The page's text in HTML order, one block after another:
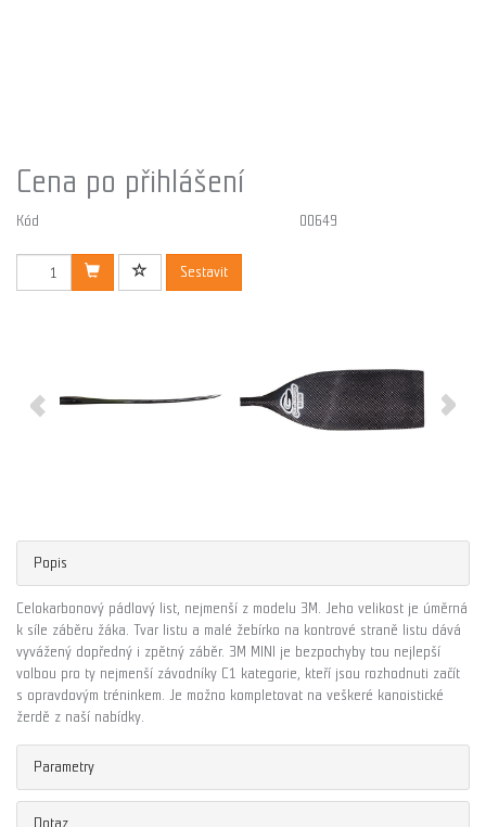
Cena po přihlášení
Kód 00649
Sestavit
Popis
Celokarbonový pádlový list, nejmenší z modelu 3M. Jeho velikost je úměrná
k síle záběru žáka. Tvar listu a malé žebírko na kontrové straně listu dává
vyvážený dopředný i zpětný záběr. 3M MINI je bezpochyby tou nejlepší
volbou pro ty nejmenší závodníky C1 kategorie, kteří jsou rozhodnuti začít
s opravdovým tréninkem. Je možno kompletovat na veškeré kanoistické
žerdě z naší nabídky.
Parametry
Dotaz